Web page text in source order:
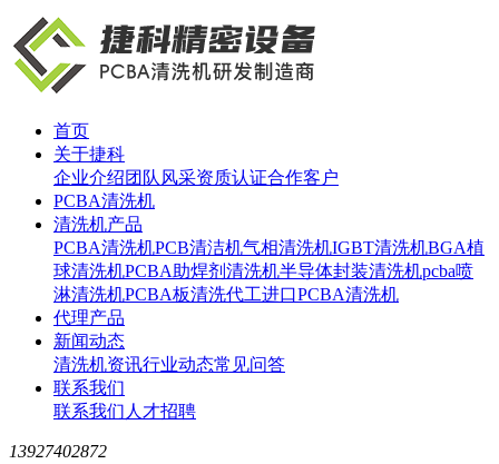
首页
关于捷科
企业介绍团队风采资质认证合作客户
PCBA清洗机
清洗机产品
PCBA清洗机PCB清洁机气相清洗机IGBT清洗机BGA植
球清洗机PCBA助焊剂清洗机半导体封装清洗机pcba喷
淋清洗机PCBA板清洗代工进口PCBA清洗机
代理产品
新闻动态
清洗机资讯行业动态常见问答
联系我们
联系我们 人才招聘
13927402872